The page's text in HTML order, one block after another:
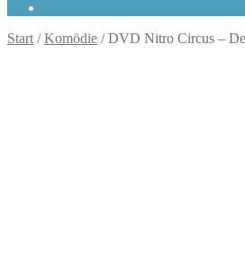
Start /Komödie /DVD Nitro Circus –